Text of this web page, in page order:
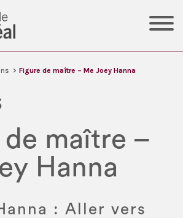
> Figure de maître – Me Joey Hanna
de maître –
Hanna
: Aller vers